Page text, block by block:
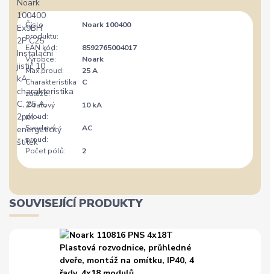
Číslo
produktu:
Noark 100400
EAN kód:
8592765004017
Výrobce:
Noark
Max.proud:
25 A
Charakteristika
zátěže:
C
Zkratový
proud:
10 kA
Svodový
proud:
AC
Počet pólů: 2
SOUVISEJÍCÍ PRODUKTY